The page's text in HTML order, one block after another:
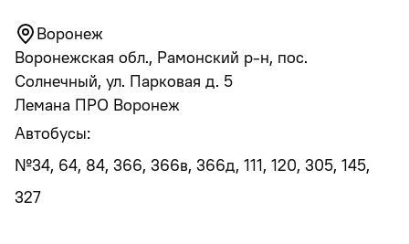
Воронеж
Воронежская обл., Рамонский р-н, пос.
Солнечный, ул. Парковая д. 5
Лемана ПРО Воронеж
Автобусы:
№34, 64, 84, 366, 366в, 366д, 111, 120, 305, 145,
327